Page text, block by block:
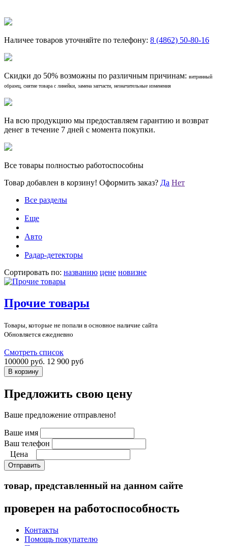
Наличее товаров уточняйте по телефону: 8 (4862) 50-80-16
Скидки до 50% возможны по различным причинам: витринный
образец, снятие товара с линейки, замена запчасти, незначительные изменения
На всю продукцию мы предоставляем гарантию и возврат
денег в течение 7 дней с момента покупки.
Все товары полностью работоспособны
Товар добавлен в корзину! Оформить заказ? Да Нет
Все разделы
Еще
Авто
Радар-детекторы
Сортировать по: названию цене новизне
Прочие товары
Товары, которые не попали в основное наличие сайта
Обновляется ежедневно
Смотреть список
100000 руб. 12 900 руб
Предложить свою цену
Ваше предложение отправлено!
Ваше имя
Ваш телефон
Цена
Отправить
товар, представленный на данном сайте
проверен на работоспособность
Контакты
Помощь покупателю